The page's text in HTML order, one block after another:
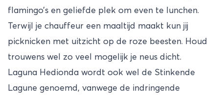
flamingo’s en geliefde plek om even te lunchen.
Terwijl je chauffeur een maaltijd maakt kun jij
picknicken met uitzicht op de roze beesten. Houd
trouwens wel zo veel mogelijk je neus dicht.
Laguna Hedionda wordt ook wel de Stinkende
Lagune genoemd, vanwege de indringende